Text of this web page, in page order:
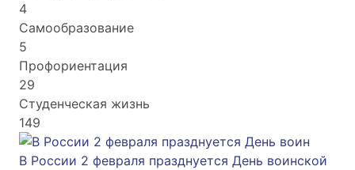
4
Самообразование
5
Профориентация
29
Студенческая жизнь
149
В России 2 февраля празднуется День воинской